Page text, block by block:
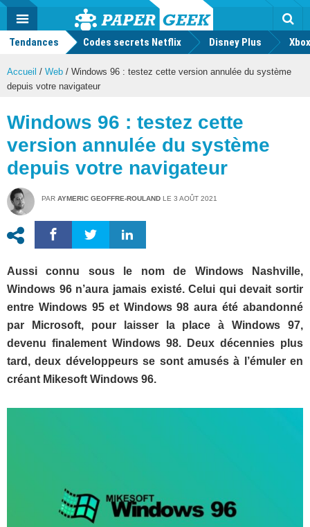
Actu
geek
MENU
Tendances Codes secrets Netflix Disney Plus
Accueil / Web / Windows 96 : testez cette version annulée du système
depuis votre navigateur
Windows 96 : testez cette
version annulée du système
depuis votre navigateur
PAR AYMERIC GEOFFRE-ROULAND LE 3 AOÛT 2021
Aussi connu sous le nom de Windows Nashville,
Windows 96 n’aura jamais existé. Celui qui devait sortir
entre Windows 95 et Windows 98 aura été abandonné
par Microsoft, pour laisser la place à Windows 97,
devenu finalement Windows 98. Deux décennies plus
tard, deux développeurs se sont amusés à l’émuler en
créant Mikesoft Windows 96.
Mode
FacebookTwitter Youtube